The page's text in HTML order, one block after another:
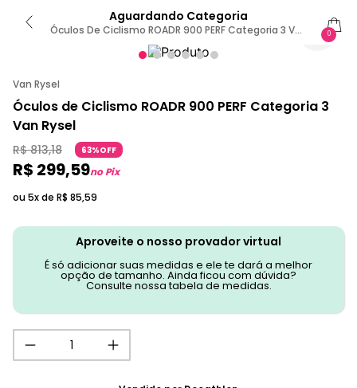
Aguardando Categoria
Óculos De Ciclismo ROADR 900 PERF Categoria 3 Van
Rysel Único / Branca
0
Van Rysel
Óculos de Ciclismo ROADR 900 PERF Categoria 3
Van Rysel
R$ 813,18 63%OFF
R$ 299,59no Pix
ou 5x de R$ 85,59
Aproveite o nosso provador virtual
É só adicionar suas medidas e ele te dará a melhor
opção de tamanho. Ainda ficou com dúvida?
Consulte nossa tabela de medidas.